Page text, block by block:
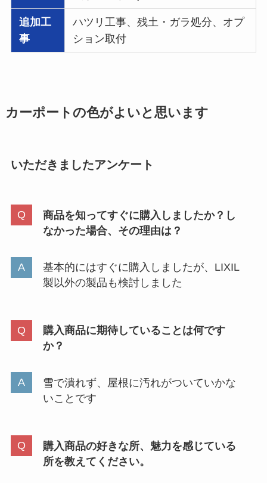
追加工
事
ハツリ工事、残土・ガラ処分、オプ
ション取付
カーポートの色がよいと思います
いただきましたアンケート
商品を知ってすぐに購入しましたか？し
なかった場合、その理由は？
基本的にはすぐに購入しましたが、LIXIL
製以外の製品も検討しました
購入商品に期待していることは何です
か？
雪で潰れず、屋根に汚れがついていかな
いことです
購入商品の好きな所、魅力を感じている
所を教えてください。